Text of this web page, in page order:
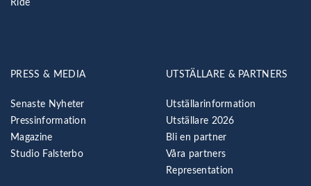
Ride
PRESS & MEDIA
Senaste Nyheter
Pressinformation
Magazine
Studio Falsterbo
UTSTÄLLARE & PARTNERS
Utställarinformation
Utställare 2026
Bli en partner
Våra partners
Representation